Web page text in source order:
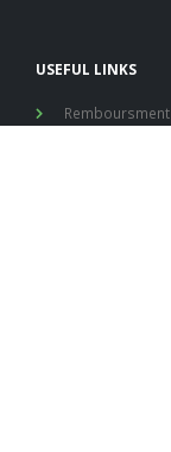
USEFUL LINKS
Remboursment